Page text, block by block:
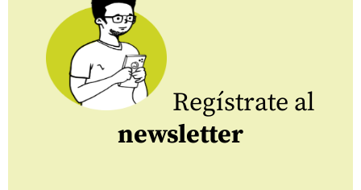
Regístrate al
newsletter